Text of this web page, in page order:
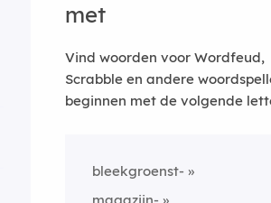
met
Vind woorden voor Wordfeud,
Scrabble en andere
beginnen met de volgende
bleekgroenst-